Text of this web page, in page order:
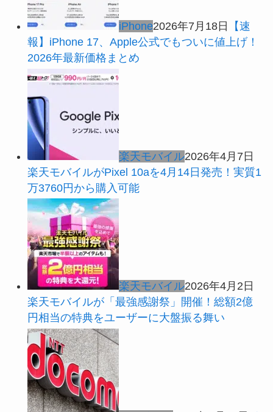
iPhone2026年7月18日
【速
報】iPhone 17、Apple公式でもついに値上げ！
2026年最新価格まとめ
楽天モバイル2026年4月7日
楽天モバイルがPixel 10aを4月14日発売！実質1
万3760円から購入可能
楽天モバイル2026年4月2日
楽天モバイルが「最強感謝祭」開催！総額2億
円相当の特典をユーザーに大盤振る舞い